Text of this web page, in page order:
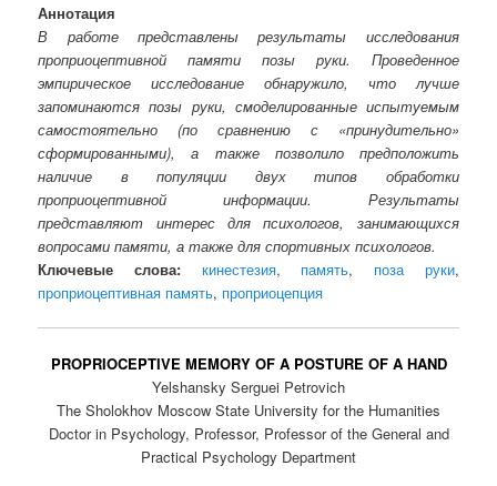
Аннотация
В работе представлены результаты исследования
проприоцептивной памяти позы руки. Проведенное
эмпирическое исследование обнаружило, что лучше
запоминаются позы руки, смоделированные испытуемым
самостоятельно (по сравнению с «принудительно»
сформированными), а также позволило предположить
наличие в популяции двух типов обработки
проприоцептивной информации. Результаты
представляют интерес для психологов, занимающихся
вопросами памяти, а также для спортивных психологов.
Ключевые слова:
кинестезия, память, поза руки,
проприоцептивная память, проприоцепция
PROPRIOCEPTIVE MEMORY OF A POSTURE OF A HAND
Yelshansky Serguei Petrovich
The Sholokhov Moscow State University for the Humanities
Doctor in Psychology, Professor, Professor of the General and
Practical Psychology Department